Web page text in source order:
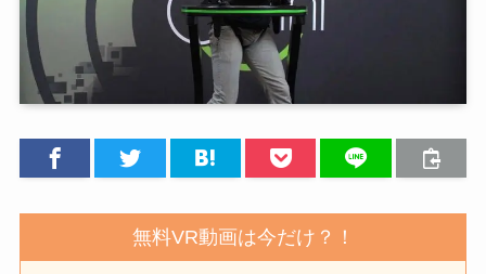
無料VR動画は今だけ？！